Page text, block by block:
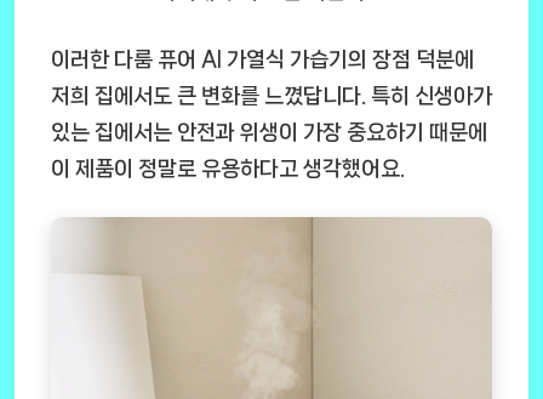
이러한 다룸 퓨어 AI 가열식 가습기의 장점 덕분에
저희 집에서도 큰 변화를 느꼈답니다. 특히 신생아가
있는 집에서는 안전과 위생이 가장 중요하기 때문에
이 제품이 정말로 유용하다고 생각했어요.